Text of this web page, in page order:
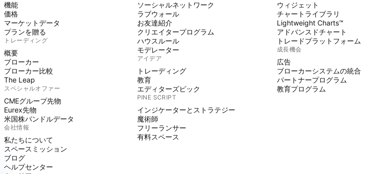
機能
価格
マーケットデータ
プランを贈る
トレーディング
概要
ブローカー
ブローカー比較
The Leap
スペシャルオファー
CMEグループ先物
Eurex先物
米国株バンドルデータ
会社情報
私たちについて
スペースミッション
ブログ
ヘルプセンター
ソーシャルネットワーク
ラブウォール
お友達紹介
クリエイタープログラム
ハウスルール
モデレーター
アイデア
トレーディング
教育
エディターズピック
PINE SCRIPT
インジケーターとストラテジー
魔術師
フリーランサー
有料スペース
ウィジェット
チャートライブラリ
Lightweight Charts™
アドバンスドチャート
トレードプラットフォーム
成長機会
広告
ブローカーシステムの統合
パートナープログラム
教育プログラム